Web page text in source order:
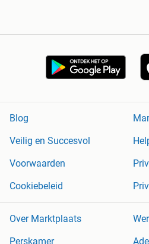
Blog
Veilig en Succesvol
Voorwaarden
Cookiebeleid
Over Marktplaats
Perskamer